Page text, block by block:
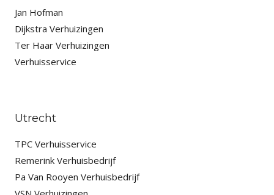
Jan Hofman
Dijkstra Verhuizingen
Ter Haar Verhuizingen
Verhuisservice
Utrecht
TPC Verhuisservice
Remerink Verhuisbedrijf
Pa Van Rooyen Verhuisbedrijf